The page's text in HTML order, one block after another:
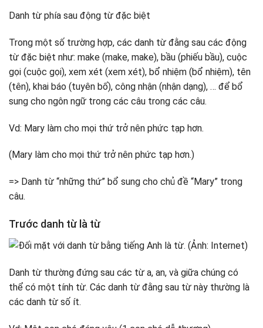
Danh từ phía sau động từ đặc biệt
Trong một số trường hợp, các danh từ đằng sau các động
từ đặc biệt như: make (make, make), bầu (phiếu bầu), cuộc
gọi (cuộc gọi), xem xét (xem xét), bổ nhiệm (bổ nhiệm), tên
(tên), khai báo (tuyên bố), công nhận (nhận dạng), … để bổ
sung cho ngôn ngữ trong các câu trong các câu.
Vd: Mary làm cho mọi thứ trở nên phức tạp hơn.
(Mary làm cho mọi thứ trở nên phức tạp hơn.)
=> Danh từ “những thứ” bổ sung cho chủ đề “Mary” trong
câu.
Trước danh từ là từ
Danh từ thường đứng sau các từ a, an, và giữa chúng có
thể có một tính từ. Các danh từ đằng sau từ này thường là
các danh từ số ít.